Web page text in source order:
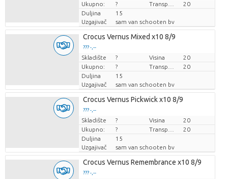
Ukupno:
?
20
Duljina
15
Uzgajivač
sam van schooten bv
Crocus Vernus Mixed x10 8/9
??? -,--
Cijena po komadu
Skladište ? Visina
20
Ukupno:
?
20
Duljina
15
Uzgajivač
sam van schooten bv
Crocus Vernus Pickwick x10 8/9
??? -,--
Cijena po komadu
Skladište ? Visina
20
Ukupno:
?
20
Duljina
15
Uzgajivač
sam van schooten bv
Crocus Vernus Remembrance x10 8/9
??? -,--